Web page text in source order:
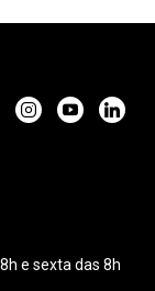
e sexta das 8h